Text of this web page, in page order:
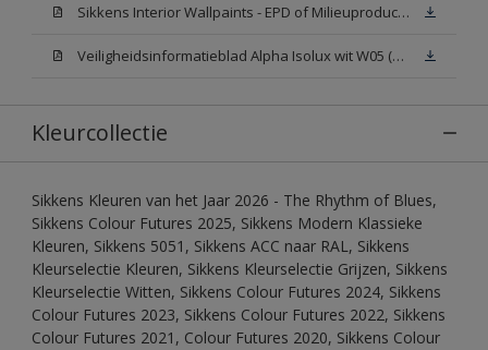
Sikkens Interior Wallpaints - EPD of Milieuproductverklaring
Veiligheidsinformatieblad Alpha Isolux wit W05 (SDS)
Kleurcollectie
Sikkens Kleuren van het Jaar 2026 - The Rhythm of Blues,
Sikkens Colour Futures 2025, Sikkens Modern Klassieke
Kleuren, Sikkens 5051, Sikkens ACC naar RAL, Sikkens
Kleurselectie Kleuren, Sikkens Kleurselectie Grijzen, Sikkens
Kleurselectie Witten, Sikkens Colour Futures 2024, Sikkens
Colour Futures 2023, Sikkens Colour Futures 2022, Sikkens
Colour Futures 2021, Colour Futures 2020, Sikkens Colour